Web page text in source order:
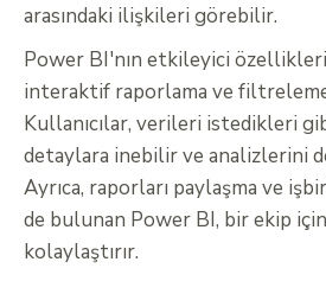
arasındaki ilişkileri görebilir.
Power BI'nın etkileyici
interaktif raporlama ve
Kullanıcılar, verileri istedikleri
detaylara inebilir ve analizlerini
Ayrıca, raporları paylaşma ve
de bulunan Power BI, bir ekip
kolaylaştırır.